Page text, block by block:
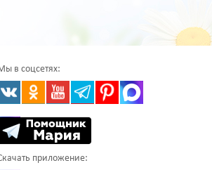
в соцсетях:
приложение: